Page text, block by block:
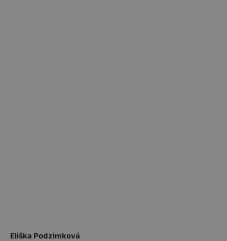
Eliška Podzimková